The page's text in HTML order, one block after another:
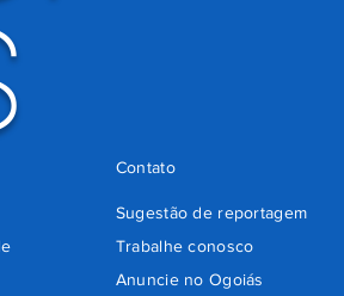
Sugestão de reportagem
Trabalhe conosco
Anuncie no Ogoiás
Contato